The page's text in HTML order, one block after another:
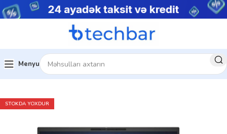
Menyu
Ev Noutbuklar Biznes noutbukları
STOKDA YOXDUR